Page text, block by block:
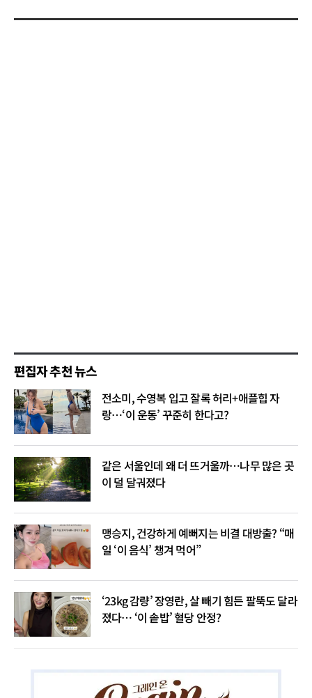
편집자 추천 뉴스
전소미, 수영복 입고 잘록 허리+애플힙 자
랑…‘이 운동’ 꾸준히 한다고?
같은 서울인데 왜 더 뜨거울까…나무 많은 곳
이 덜 달궈졌다
맹승지, 건강하게 예뻐지는 비결 대방출? “매
일 ‘이 음식’ 챙겨 먹어”
‘23kg 감량’ 장영란, 살 빼기 힘든 팔뚝도 달라
졌다… ‘이 솥밥’ 혈당 안정?